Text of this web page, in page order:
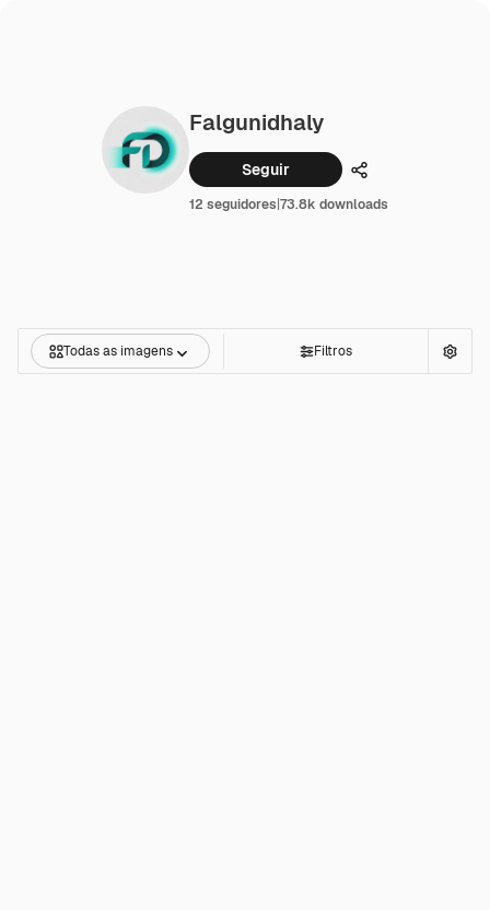
Falgunidhaly
Seguir Compartilhar
12 seguidores|73.8k downloads
Todas as imagens Filtros